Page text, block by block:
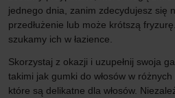
jednego dnia, zanim zdecydujesz się
przedłużenie lub może krótszą
szukamy ich w łazience.
Skorzystaj z okazji i uzupełnij swoja
takimi jak gumki do włosów w różnych
które są delikatne dla włosów.